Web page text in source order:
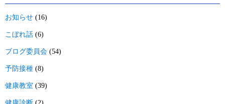
お知らせ (16)
こぼれ話 (6)
ブログ委員会 (54)
予防接種 (8)
健康教室 (39)